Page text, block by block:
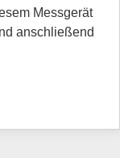
Messgerät
anschließend